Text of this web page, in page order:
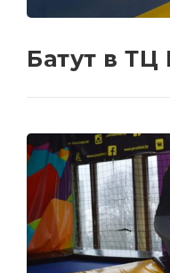
Батут в ТЦ